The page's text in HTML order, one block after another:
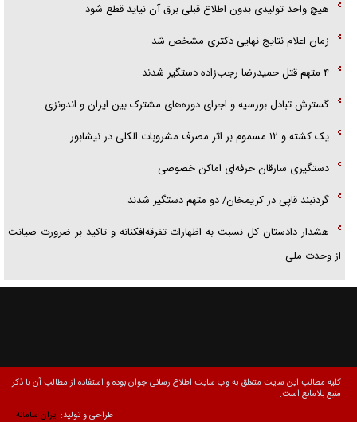
هیچ واحد تولیدی بدون اطلاع قبلی برق آن نیاید قطع شود
زمان اعلام نتایج نهایی دکتری مشخص شد
۴ متهم قتل حمیدرضا رجب‌زاده دستگیر شدند
گسترش تبادل بورسیه و اجرای دوره‌های مشترک بین ایران و اندونزی
یک کشته و ۱۲ مسموم بر اثر مصرف مشروبات الکلی در نیشابور
دستگیری سارقان حرفه‌ای اماکن خصوصی
گردنبند قاپی در کریمخان/ دو متهم دستگیر شدند
هشدار دادستان کل نسبت به اظهارات تفرقه‌افکنانه و تاکید بر ضرورت صیانت
از وحدت ملی
کلیه مطالب این سایت متعلق به وب سایت اطلاع رسانی جوان بوده و استفاده از مطالب آن با ذکر
منبع بلامانع است.
طراحی و تولید: ایران سامانه